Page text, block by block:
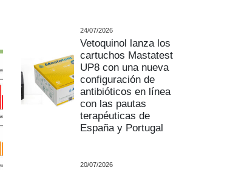
24/07/2026
Vetoquinol lanza los
cartuchos Mastatest
UP8 con una nueva
configuración de
antibióticos en línea
con las pautas
terapéuticas de
España y Portugal
20/07/2026